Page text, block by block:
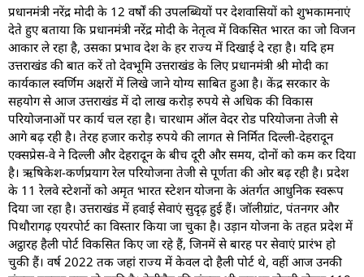
प्रधानमंत्री नरेंद्र मोदी के 12 वर्षों की उपलब्धियों पर देशवासियों को शुभकामनाएं
देते हुए बताया कि प्रधानमंत्री नरेंद्र मोदी के नेतृत्व में विकसित भारत का जो विजन
आकार ले रहा है, उसका प्रभाव देश के हर राज्य में दिखाई दे रहा है। यदि हम
उत्तराखंड की बात करें तो देवभूमि उत्तराखंड के लिए प्रधानमंत्री श्री मोदी का
कार्यकाल स्वर्णिम अक्षरों में लिखे जाने योग्य साबित हुआ है। केंद्र सरकार के
सहयोग से आज उत्तराखंड में दो लाख करोड़ रुपये से अधिक की विकास
परियोजनाओं पर कार्य चल रहा है। चारधाम ऑल वेदर रोड परियोजना तेजी से
आगे बढ़ रही है। तेरह हजार करोड़ रुपये की लागत से निर्मित दिल्ली-देहरादून
एक्सप्रेस-वे ने दिल्ली और देहरादून के बीच दूरी और समय, दोनों को कम कर दिया
है। ऋषिकेश-कर्णप्रयाग रेल परियोजना तेजी से पूर्णता की ओर बढ़ रही है। प्रदेश
के 11 रेलवे स्टेशनों को अमृत भारत स्टेशन योजना के अंतर्गत आधुनिक स्वरूप
दिया जा रहा है। उत्तराखंड में हवाई सेवाएं सुदृढ़ हुई हैं। जॉलीग्रांट, पंतनगर और
पिथौरागढ़ एयरपोर्ट का विस्तार किया जा चुका है। उड़ान योजना के तहत प्रदेश में
अट्ठारह हैली पोर्ट विकसित किए जा रहे हैं, जिनमें से बारह पर सेवाएं प्रारंभ हो
चुकी हैं। वर्ष 2022 तक जहां राज्य में केवल दो हैली पोर्ट थे, वहीं आज उनकी